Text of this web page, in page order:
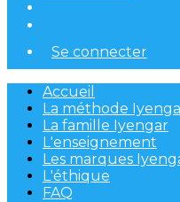
Se connecter
Accueil
La méthode
La famille Iyengar
L'enseignement
Les marques
L'éthique
FAQ